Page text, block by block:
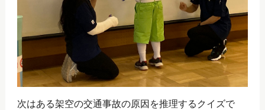
次はある架空の交通事故の原因を推理するクイズで